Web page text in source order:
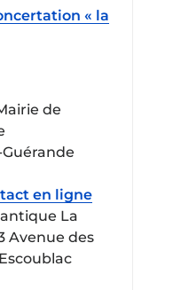
« la
de
en ligne
La
Avenue des